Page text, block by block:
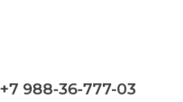
+7 988-36-777-03